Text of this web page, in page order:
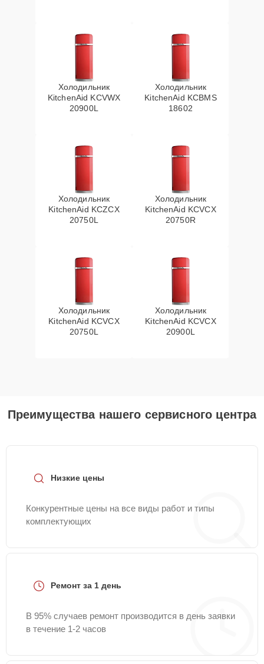
Холодильник
KitchenAid KCVWX
20900L
Холодильник
KitchenAid KCBMS
18602
Холодильник
KitchenAid KCZCX
20750L
Холодильник
KitchenAid KCVCX
20750R
Холодильник
KitchenAid KCVCX
20750L
Холодильник
KitchenAid KCVCX
20900L
Преимущества нашего сервисного центра
Низкие цены
Конкурентные цены на все виды работ и типы
комплектующих
Ремонт за 1 день
В 95% случаев ремонт производится в день заявки
в течение 1-2 часов